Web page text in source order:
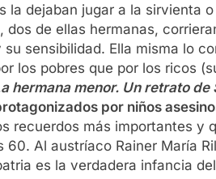
la dejaban jugar a la sirvienta
de ellas hermanas,
sensibilidad. Ella misma lo
los pobres que por los ricos
hermana menor. Un retrato de
por niños
recuerdos más importantes y
Al austríaco Rainer María
es la verdadera infancia